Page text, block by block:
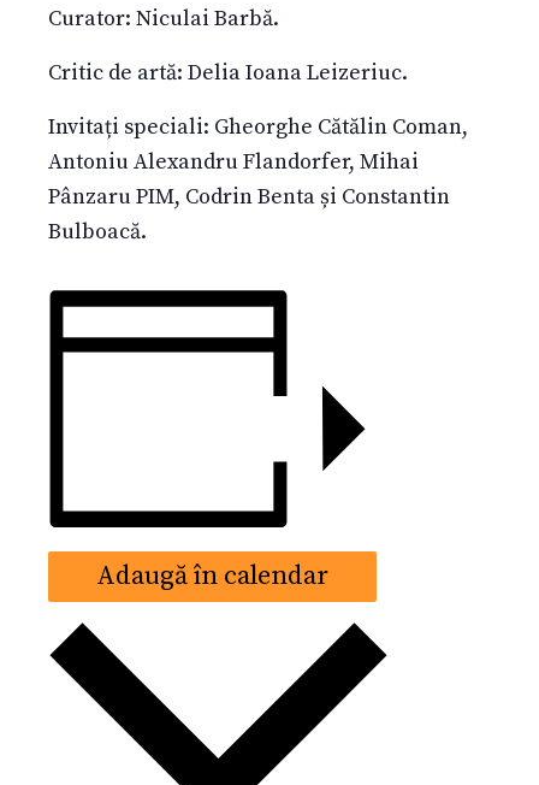
Curator: Niculai Barbă.
Critic de artă: Delia Ioana Leizeriuc.
Invitați speciali: Gheorghe Cătălin Coman,
Antoniu Alexandru Flandorfer, Mihai
Pânzaru PIM, Codrin Benta și Constantin
Bulboacă.
Adaugă în calendar